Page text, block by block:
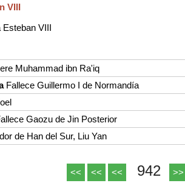
VIII
Esteban VIII
Muhammad ibn Ra'iq
Fallece Guillermo I de Normandía
Gaozu de Jin Posterior
de Han del Sur, Liu Yan
<< << << 942 >>